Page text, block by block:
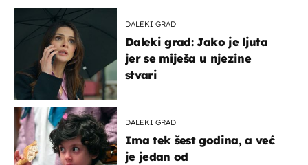
DALEKI GRAD
Daleki grad: Jako je ljuta
jer se miješa u njezine
stvari
DALEKI GRAD
Ima tek šest godina, a već
je jedan od